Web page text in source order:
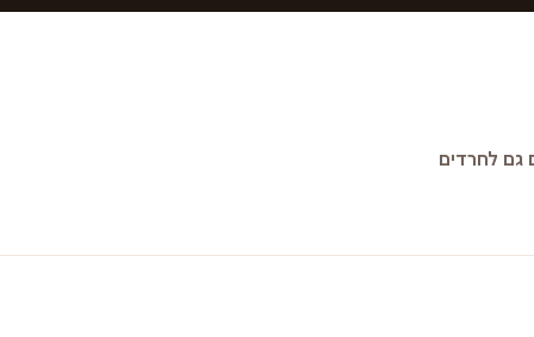
גם לחרדים